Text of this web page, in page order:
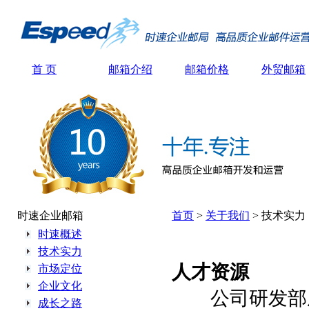
首 页 邮箱介绍 邮箱价格 外贸邮箱
时速企业邮箱
时速概述
技术实力
市场定位
企业文化
成长之路
首页 > 关于我们 > 技术实力
人才资源
公司研发部